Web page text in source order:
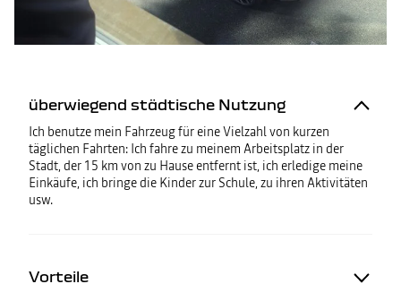
überwiegend städtische Nutzung
Ich benutze mein Fahrzeug für eine Vielzahl von kurzen
täglichen Fahrten: Ich fahre zu meinem Arbeitsplatz in der
Stadt, der 15 km von zu Hause entfernt ist, ich erledige meine
Einkäufe, ich bringe die Kinder zur Schule, zu ihren Aktivitäten
usw.
Vorteile